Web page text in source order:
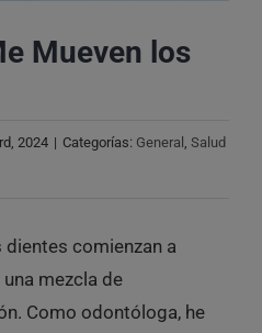
Mueven los
2024 | Categorías: General , Salud
comienzan a
mezcla de
Como odontóloga, he